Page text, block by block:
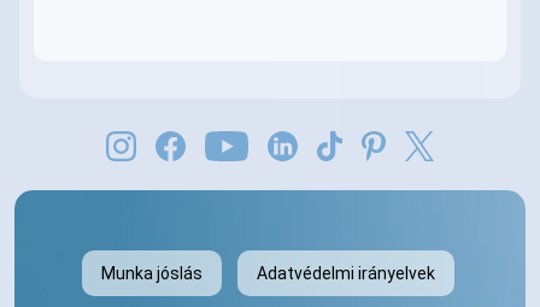
Munka jóslás Adatvédelmi irányelvek